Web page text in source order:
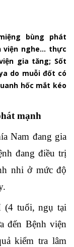
bùng phát
viện nghe… thực
gia tăng; Sốt
do muỗi đốt có
hốc mắt kéo
mạnh
Nam đang gia
đang điều trị
nhi ở mức độ
(4 tuổi, ngụ tại
đến Bệnh viện
kiểm tra lâm